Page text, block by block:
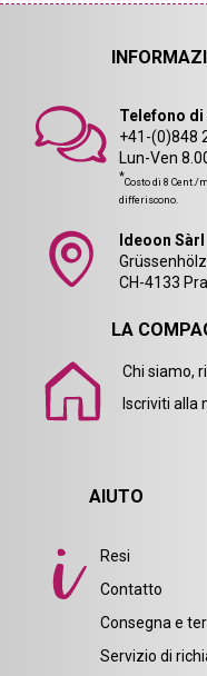
Telefono
+41-(0)848
Lun-Ven
*Costo di 8 Cent./
differiscono.
Ideoon Sàrl
CH-4133
LA
Chi siamo,
Iscriviti alla
AIUTO
Resi
Contatto
Consegna e
Servizio di